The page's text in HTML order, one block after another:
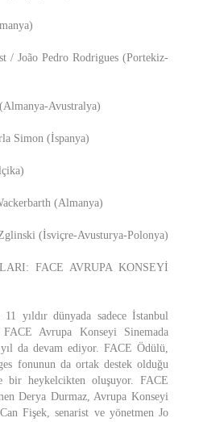
/ João Pedro Rodrigues (Portekiz-
Avustralya)
Simon (İspanya)
(Almanya)
(İsviçre-Avusturya-Polonya)
FACE AVRUPA KONSEYİ
yıldır dünyada sadece İstanbul
Avrupa Konseyi Sinemada
yıl da devam ediyor. FACE Ödülü,
fonunun da ortak destek olduğu
bir heykelcikten oluşuyor. FACE
Derya Durmaz, Avrupa Konseyi
Fişek, senarist ve yönetmen Jo